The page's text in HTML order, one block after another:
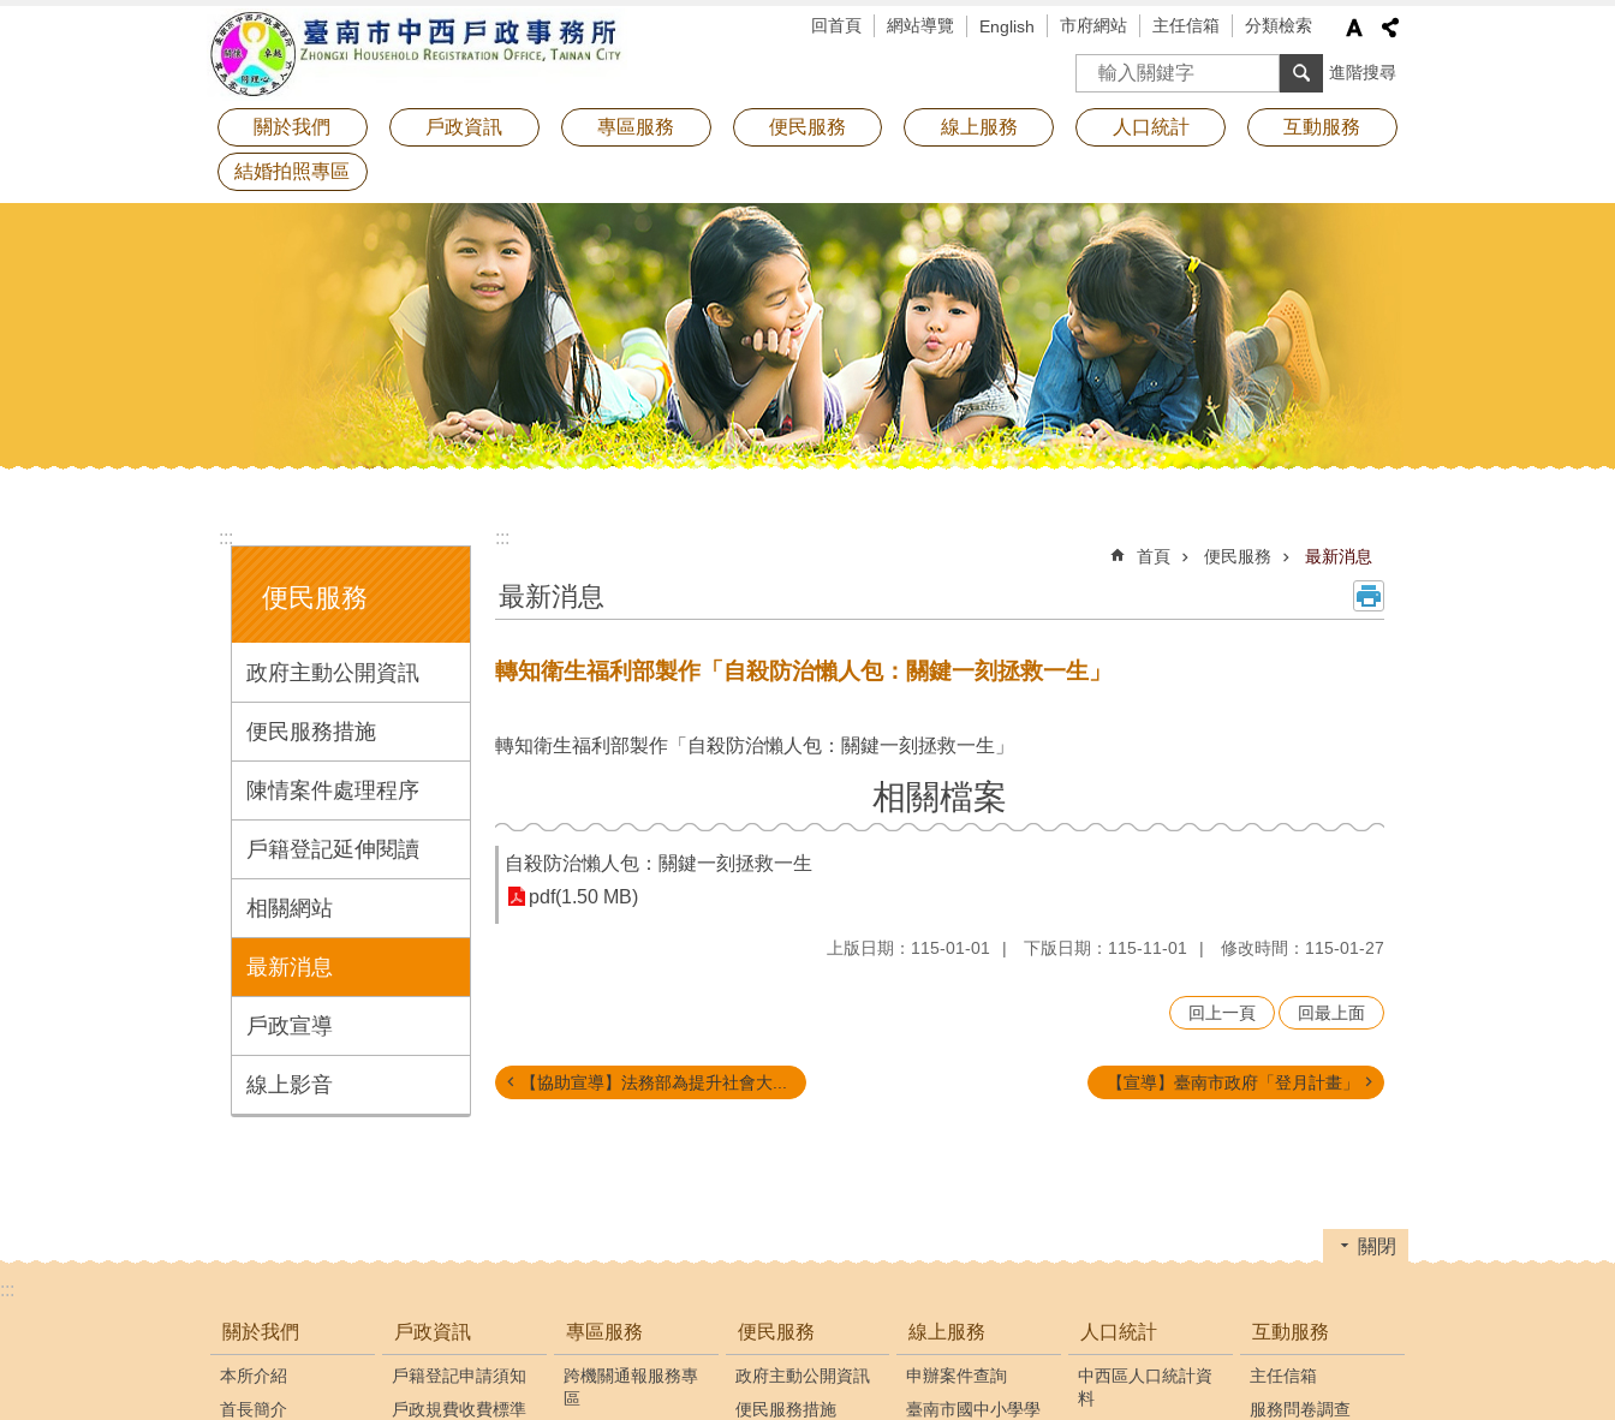
回首頁 網站導覽 English 市府網站 主任信箱 分類檢索
搜尋 進階搜尋
關於我們 戶政資訊 專區服務 便民服務 線上服務 人口統計 互動服務
結婚拍照專區
:::
便民服務
政府主動公開資訊
便民服務措施
陳情案件處理程序
戶籍登記延伸閱讀
相關網站
最新消息
戶政宣導
線上影音
:::
首頁 便民服務 最新消息
最新消息
轉知衛生福利部製作「自殺防治懶人包：關鍵一刻拯救一生」
轉知衛生福利部製作「自殺防治懶人包：關鍵一刻拯救一生」
相關檔案
自殺防治懶人包：關鍵一刻拯救一生
pdf(1.50 MB)
上版日期：115-01-01 下版日期：115-11-01 修改時間：115-01-27
回上一頁 回最上面
【協助宣導】法務部為提升社會大... 【宣導】臺南市政府「登月計畫」
關閉
:::
關於我們
本所介紹
首長簡介
戶政資訊
戶籍登記申請須知
戶政規費收費標準
專區服務
跨機關通報服務專
區
便民服務
政府主動公開資訊
便民服務措施
線上服務
申辦案件查詢
臺南市國中小學學
人口統計
中西區人口統計資
料
互動服務
主任信箱
服務問卷調查